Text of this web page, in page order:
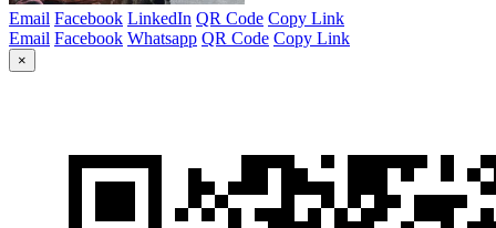
Email Facebook LinkedIn QR Code Copy Link
Email Facebook Whatsapp QR Code Copy Link
×